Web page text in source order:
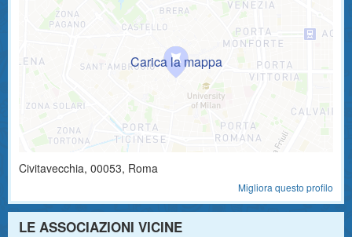
Civitavecchia, 00053, Roma
Migliora questo profilo
LE ASSOCIAZIONI VICINE